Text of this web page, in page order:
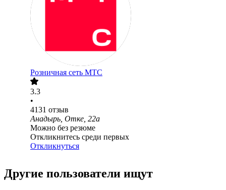
Розничная сеть МТС
3.3
•
4131 отзыв
Анадырь, Отке, 22а
Можно без резюме
Откликнитесь среди первых
Откликнуться
Другие пользователи ищут